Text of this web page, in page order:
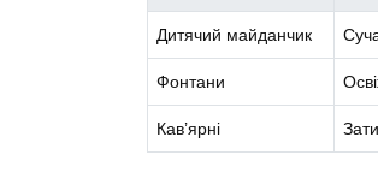
Дитячий майданчик
Фонтани
Кав’ярні